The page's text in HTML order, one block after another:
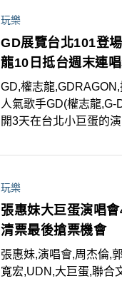
玩樂
GD展覽台北101登
龍10日抵台週末連
GD,權志龍,GDRAGON,
人氣歌手GD(權志龍
開3天在台北小巨蛋的
北101展出，GD藝術作
玩樂
張惠妹大巨蛋演唱
清票最後搶票機會
張惠妹,演唱會,周杰倫,
寬宏,UDN,大巨蛋,聯